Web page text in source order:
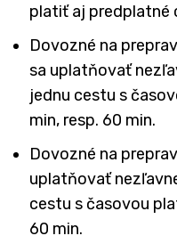
platiť aj predplatné
Dovozné na
sa uplatňovať
jednu cestu s
min, resp. 60 min.
Dovozné na
uplatňovať
cestu s časovou
60 min.